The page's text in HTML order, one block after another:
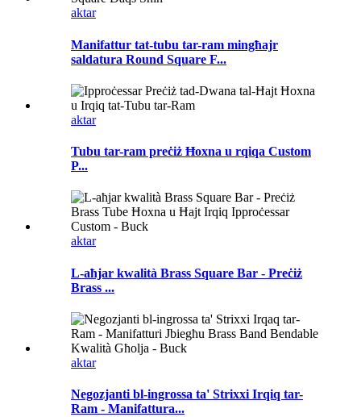
aktar
Manifattur tat-tubu tar-ram mingħajr
saldatura Round Square F...
aktar
Tubu tar-ram preċiż Ħoxna u rqiqa Custom
P...
aktar
L-aħjar kwalità Brass Square Bar - Preċiż
Brass ...
aktar
Negozjanti bl-ingrossa ta' Strixxi Irqiq tar-
Ram - Manifattura...